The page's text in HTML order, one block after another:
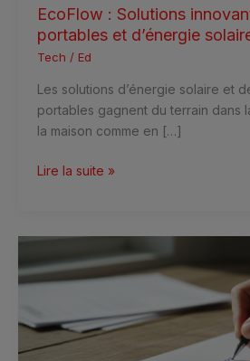
EcoFlow : Solutions
portables et d’énergie
Tech / Ed
Les solutions d’énergie solaire et
portables gagnent du terrain dans
la maison comme en […]
Lire la suite »
de
l’adresse
comment
bien